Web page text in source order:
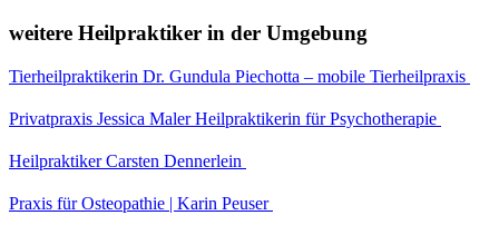
weitere Heilpraktiker in der Umgebung
Tierheilpraktikerin Dr. Gundula Piechotta – mobile Tierheilpraxis
Privatpraxis Jessica Maler Heilpraktikerin für Psychotherapie
Heilpraktiker Carsten Dennerlein
Praxis für Osteopathie | Karin Peuser